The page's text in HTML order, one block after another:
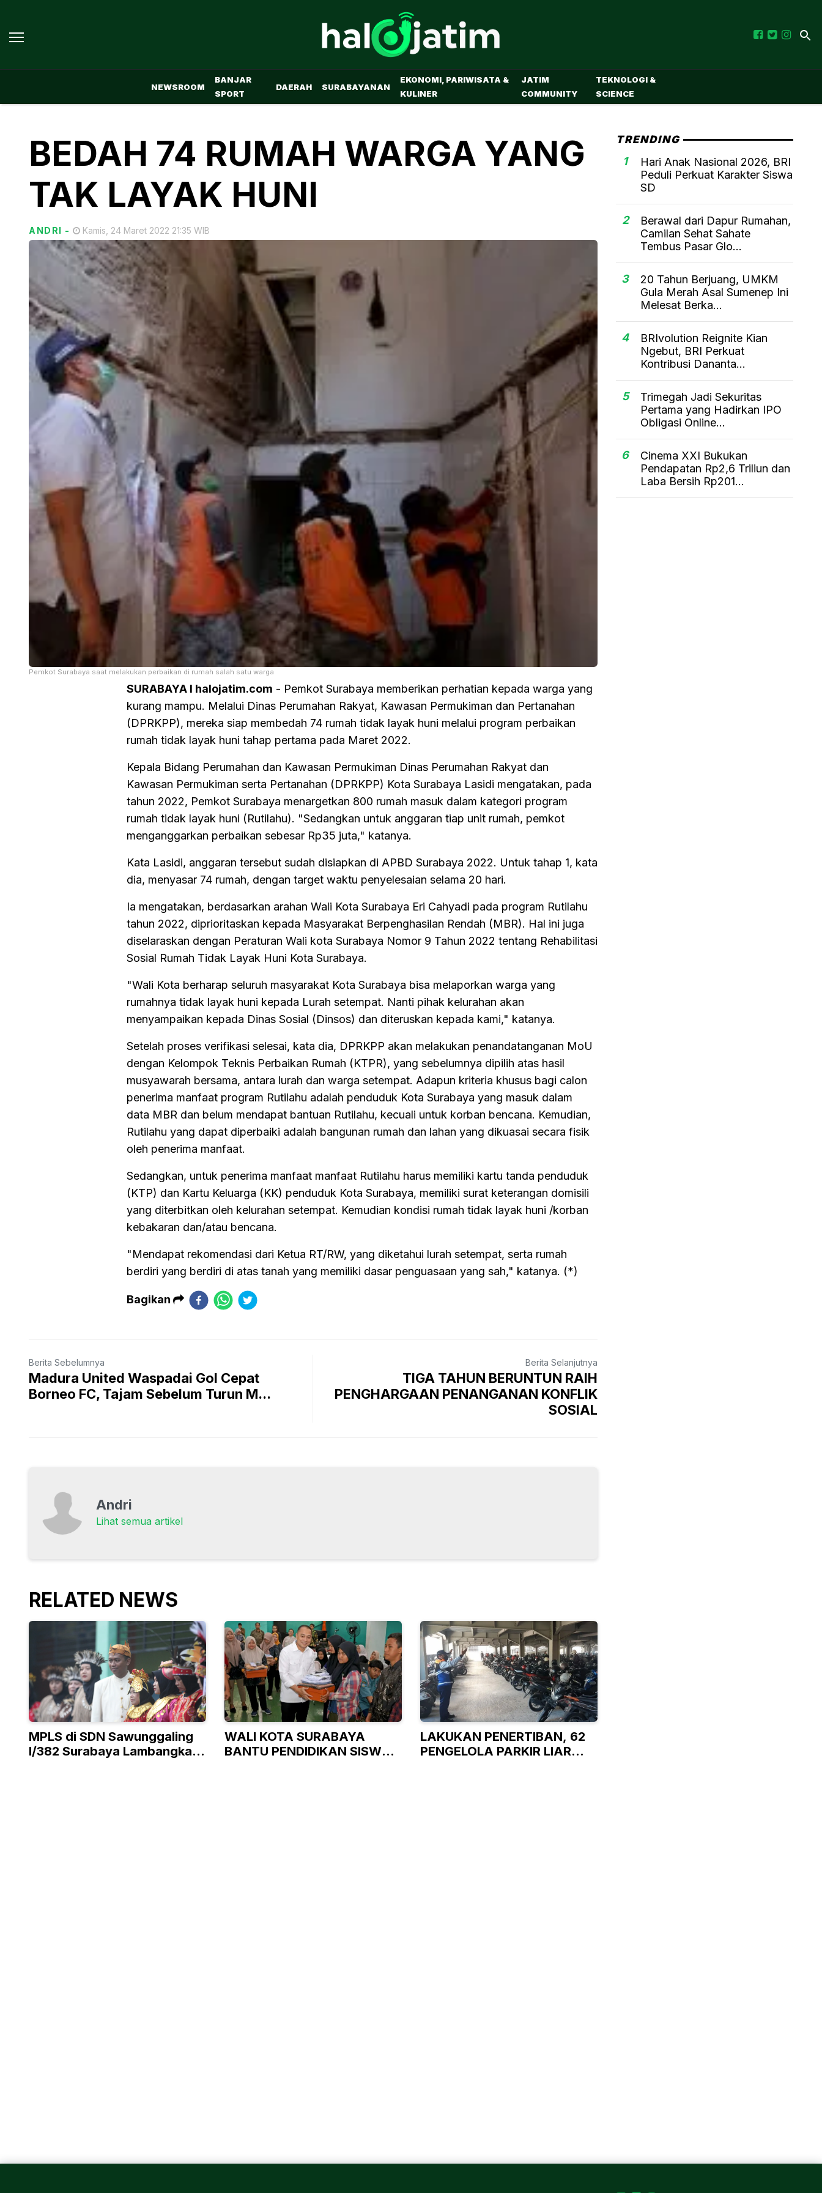
NEWSROOM
BANJAR
SPORT
DAERAH SURABAYANAN
EKONOMI, PARIWISATA &
KULINER
JATIM
COMMUNITY
TEKNOLOGI &
SCIENCE
BEDAH 74 RUMAH WARGA YANG
TAK LAYAK HUNI
ANDRI - Kamis, 24 Maret 2022 21:35 WIB
Pemkot Surabaya saat melakukan perbaikan di rumah salah satu warga
SURABAYA I halojatim.com - Pemkot Surabaya memberikan perhatian kepada warga yang
kurang mampu. Melalui Dinas Perumahan Rakyat, Kawasan Permukiman dan Pertanahan
(DPRKPP), mereka siap membedah 74 rumah tidak layak huni melalui program perbaikan
rumah tidak layak huni tahap pertama pada Maret 2022.
Kepala Bidang Perumahan dan Kawasan Permukiman Dinas Perumahan Rakyat dan
Kawasan Permukiman serta Pertanahan (DPRKPP) Kota Surabaya Lasidi mengatakan, pada
tahun 2022, Pemkot Surabaya menargetkan 800 rumah masuk dalam kategori program
rumah tidak layak huni (Rutilahu). "Sedangkan untuk anggaran tiap unit rumah, pemkot
menganggarkan perbaikan sebesar Rp35 juta," katanya.
Kata Lasidi, anggaran tersebut sudah disiapkan di APBD Surabaya 2022. Untuk tahap 1, kata
dia, menyasar 74 rumah, dengan target waktu penyelesaian selama 20 hari.
Ia mengatakan, berdasarkan arahan Wali Kota Surabaya Eri Cahyadi pada program Rutilahu
tahun 2022, diprioritaskan kepada Masyarakat Berpenghasilan Rendah (MBR). Hal ini juga
diselaraskan dengan Peraturan Wali kota Surabaya Nomor 9 Tahun 2022 tentang Rehabilitasi
Sosial Rumah Tidak Layak Huni Kota Surabaya.
"Wali Kota berharap seluruh masyarakat Kota Surabaya bisa melaporkan warga yang
rumahnya tidak layak huni kepada Lurah setempat. Nanti pihak kelurahan akan
menyampaikan kepada Dinas Sosial (Dinsos) dan diteruskan kepada kami," katanya.
Setelah proses verifikasi selesai, kata dia, DPRKPP akan melakukan penandatanganan MoU
dengan Kelompok Teknis Perbaikan Rumah (KTPR), yang sebelumnya dipilih atas hasil
musyawarah bersama, antara lurah dan warga setempat. Adapun kriteria khusus bagi calon
penerima manfaat program Rutilahu adalah penduduk Kota Surabaya yang masuk dalam
data MBR dan belum mendapat bantuan Rutilahu, kecuali untuk korban bencana. Kemudian,
Rutilahu yang dapat diperbaiki adalah bangunan rumah dan lahan yang dikuasai secara fisik
oleh penerima manfaat.
Sedangkan, untuk penerima manfaat manfaat Rutilahu harus memiliki kartu tanda penduduk
(KTP) dan Kartu Keluarga (KK) penduduk Kota Surabaya, memiliki surat keterangan domisili
yang diterbitkan oleh kelurahan setempat. Kemudian kondisi rumah tidak layak huni /korban
kebakaran dan/atau bencana.
"Mendapat rekomendasi dari Ketua RT/RW, yang diketahui lurah setempat, serta rumah
berdiri yang berdiri di atas tanah yang memiliki dasar penguasaan yang sah," katanya. (*)
Bagikan
Berita Sebelumnya
Madura United Waspadai Gol Cepat
Borneo FC, Tajam Sebelum Turun M...
Berita Selanjutnya
TIGA TAHUN BERUNTUN RAIH
PENGHARGAAN PENANGANAN KONFLIK
SOSIAL
Andri
Lihat semua artikel
RELATED NEWS
MPLS di SDN Sawunggaling
I/382 Surabaya Lambangkan
WALI KOTA SURABAYA
BANTU PENDIDIKAN SISWA
LAKUKAN PENERTIBAN, 62
PENGELOLA PARKIR LIAR
TRENDING
1
Hari Anak Nasional 2026, BRI
Peduli Perkuat Karakter Siswa
SD
2
Berawal dari Dapur Rumahan,
Camilan Sehat Sahate
Tembus Pasar Glo...
3
20 Tahun Berjuang, UMKM
Gula Merah Asal Sumenep Ini
Melesat Berka...
4
BRIvolution Reignite Kian
Ngebut, BRI Perkuat
Kontribusi Dananta...
5
Trimegah Jadi Sekuritas
Pertama yang Hadirkan IPO
Obligasi Online...
6
Cinema XXI Bukukan
Pendapatan Rp2,6 Triliun dan
Laba Bersih Rp201...